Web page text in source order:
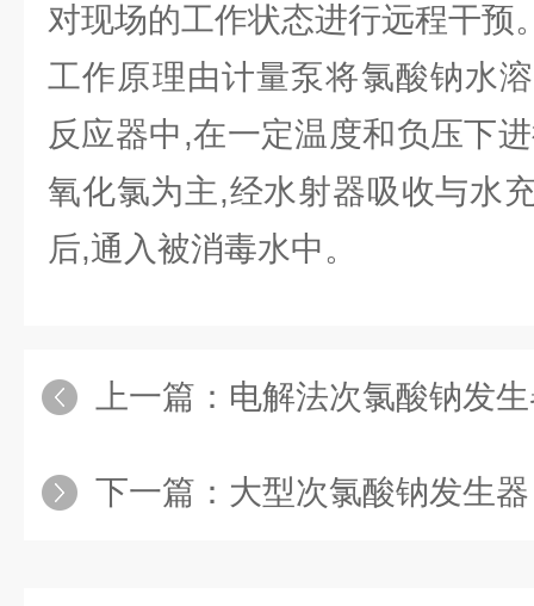
对现场的工作状态进行远程干预
工作原理由计量泵将氯酸钠水
反应器中,在一定温度和负压下
氧化氯为主,经水射器吸收与水
后,通入被消毒水中。
上一篇： 电解法次氯酸钠发
下一篇： 大型次氯酸钠发生器